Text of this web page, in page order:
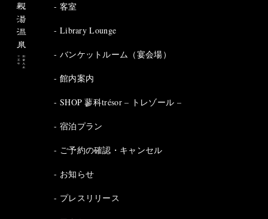
客室
Library Lounge
バンケットルーム（宴会場）
館内案内
SHOP 蓼科trésor – トレゾール –
宿泊プラン
ご予約の確認・キャンセル
お知らせ
プレスリリース